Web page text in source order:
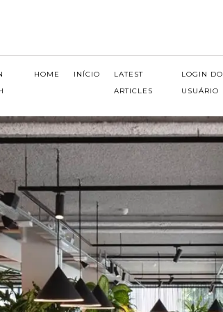
HOME INÍCIO
LATEST
ARTICLES
LOGIN DO
USUÁRIO